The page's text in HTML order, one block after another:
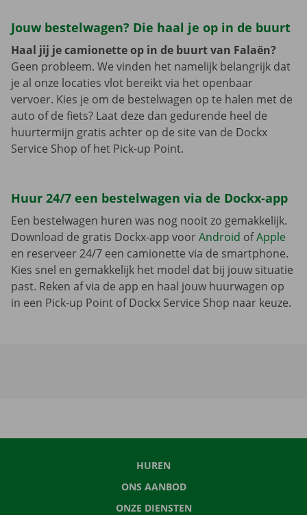
Jouw bestelwagen? Die haal je op in de buurt
Haal jij je camionette op in de buurt van Falaën?
Geen probleem. We vinden het namelijk belangrijk dat
je al onze locaties vlot bereikt via het openbaar
vervoer. Kies je om de bestelwagen op te halen met de
auto of de fiets? Laat deze dan gedurende heel de
huurtermijn gratis achter op de site van de Dockx
Service Shop of het Pick-up Point.
Huur 24/7 een bestelwagen via de Dockx-app
Een bestelwagen huren was nog nooit zo gemakkelijk.
Download de gratis Dockx-app voorAndroid ofApple
en reserveer 24/7 een camionette via de smartphone.
Kies snel en gemakkelijk het model dat bij jouw situatie
past. Reken af via de app en haal jouw huurwagen op
in een Pick-up Point of Dockx Service Shop naar keuze.
HUREN
ONS AANBOD
ONZE DIENSTEN